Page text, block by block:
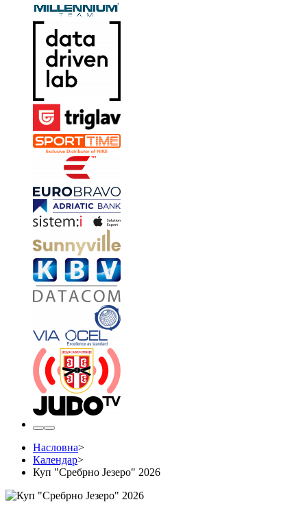
Насловна>
Календар>
Куп "Сребрно Језеро" 2026